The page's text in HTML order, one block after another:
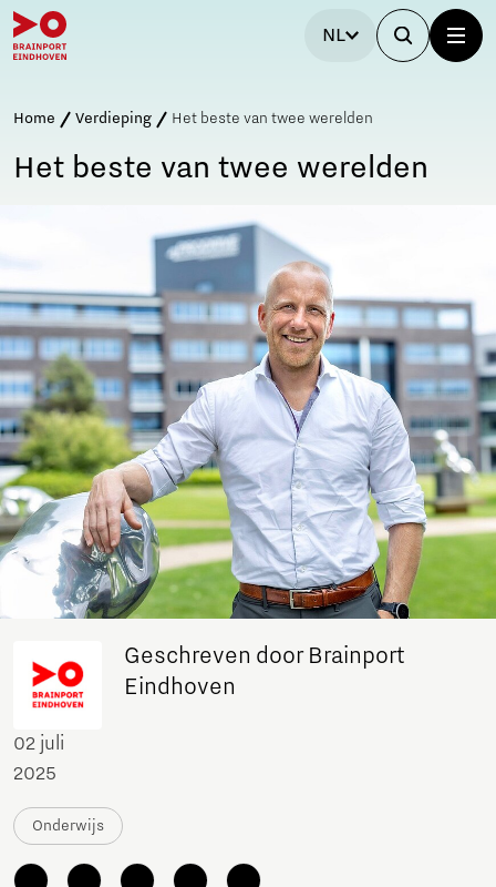
NL
Home Verdieping Het beste van twee werelden
Het beste van twee werelden
Geschreven door Brainport
Eindhoven
02 juli
2025
Onderwijs